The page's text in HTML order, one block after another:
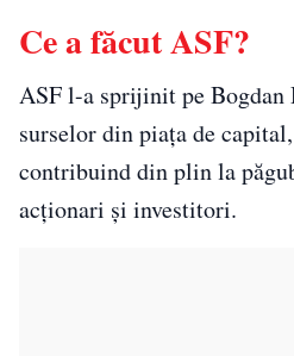
Ce a făcut ASF?
ASF l-a sprijinit pe Bogdan
surselor din piața de
contribuind din plin la
acționari și investitori.